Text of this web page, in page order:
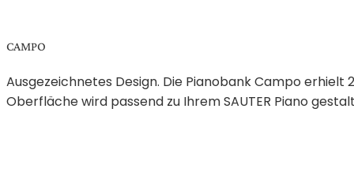
CAMPO
Ausgezeichnetes Design. Die Pianobank Campo
Oberfläche wird passend zu Ihrem SAUTER Piano